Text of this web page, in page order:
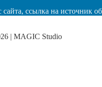
ссылка на источник
| MAGIC Studio